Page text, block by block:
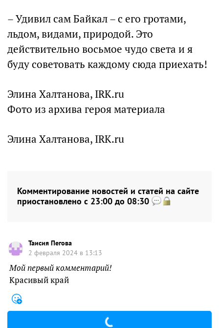
– Удивил сам Байкал – с его гротами,
льдом, видами, природой. Это
действительно восьмое чудо света и я
буду советовать каждому сюда приехать!
Элина Халтанова, IRK.ru
Фото из архива героя материала
Элина Халтанова, IRK.ru
Комментирование новостей и статей на сайте
приостановлено с 23:00 до 08:30
Таисия Пегова
2 февраля 2024 в 13:13
Мой первый комментарий!
Красивый край